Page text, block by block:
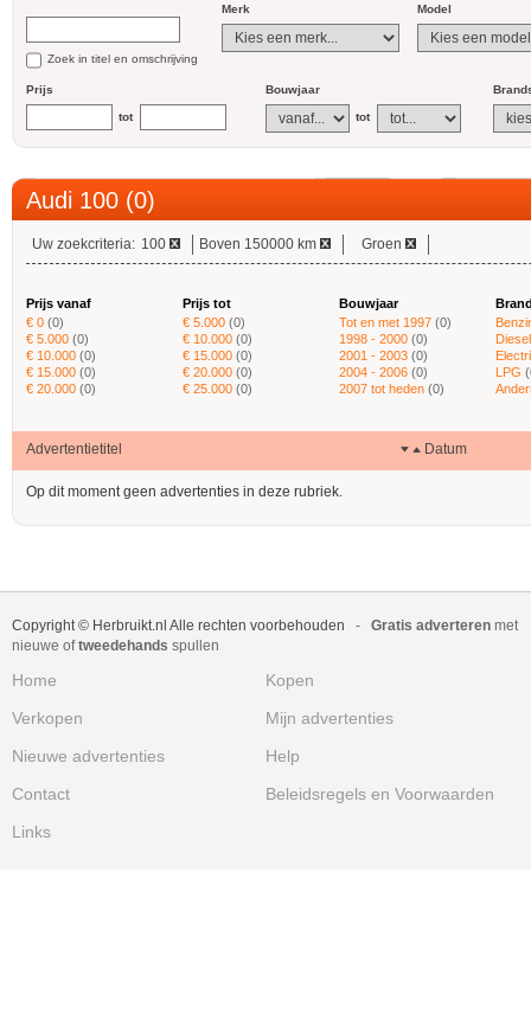
Zoek in titel en omschrijving
Merk Model
Prijs
tot
Bouwjaar
tot
Audi 100 (0)
Uw zoekcriteria: 100 Boven 150000 km Groen
Prijs vanaf
€ 0 (0)
€ 5.000 (0)
€ 10.000 (0)
€ 15.000 (0)
€ 20.000 (0)
Prijs tot
€ 5.000 (0)
€ 10.000 (0)
€ 15.000 (0)
€ 20.000 (0)
€ 25.000 (0)
Bouwjaar
Tot en met 1997 (0)
1998 - 2000 (0)
2001 - 2003 (0)
2004 - 2006 (0)
2007 tot heden (0)
Diesel
LPG
Advertentietitel Datum
Op dit moment geen advertenties in deze rubriek.
Copyright © Herbruikt.nl Alle rechten voorbehouden - Gratis adverteren met
nieuwe oftweedehands spullen
Home
Kopen
Verkopen
Mijn advertenties
Nieuwe advertenties
Help
Contact
Beleidsregels en Voorwaarden
Links